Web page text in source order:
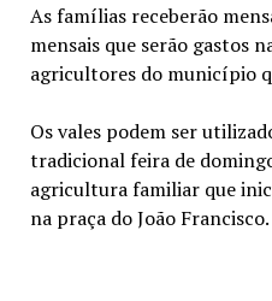
As famílias receberão
mensais que serão gastos
agricultores do município
Os vales podem ser
tradicional feira de
agricultura familiar que
na praça do João Francisco.